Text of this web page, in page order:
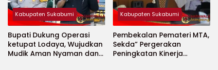
Kabupaten Sukabumi
Bupati Dukung Operasi
ketupat Lodaya, Wujudkan
Mudik Aman Nyaman dan
Kabupaten Sukabumi
Pembekalan Pemateri MTA,
Sekda” Pergerakan
Peningkatan Kinerja